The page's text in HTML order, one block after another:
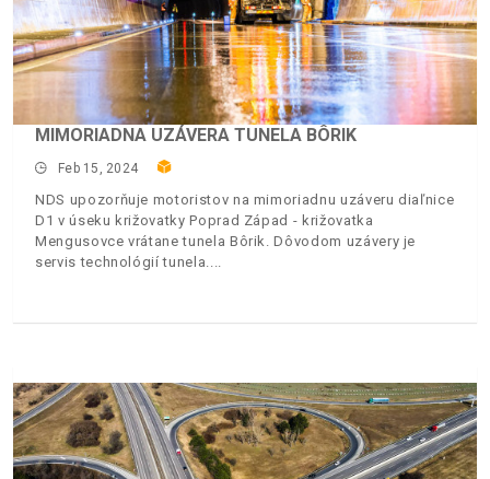
MIMORIADNA UZÁVERA TUNELA BÔRIK
Feb 15, 2024
NDS upozorňuje motoristov na mimoriadnu uzáveru diaľnice
D1 v úseku križovatky Poprad Západ - križovatka
Mengusovce vrátane tunela Bôrik. Dôvodom uzávery je
servis technológií tunela.